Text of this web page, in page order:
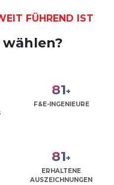
FÜHREND IST
90+
F&E-INGENIEURE
90+
ERHALTENE
AUSZEICHNUNGEN